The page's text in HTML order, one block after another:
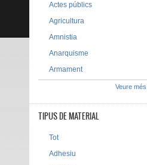
Actes públics
Agricultura
Amnistia
Anarquisme
Armament
Veure més
TIPUS DE MATERIAL
Tot
Adhesiu